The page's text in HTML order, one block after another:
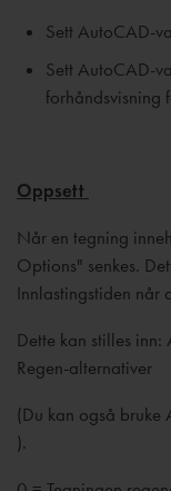
Sett AutoCAD-
Sett AutoCAD-
forhåndsvisning
Oppsett
Når en tegning
Options" senkes.
Innlastingstiden når
Dette kan stilles inn:
Regen-alternativer
(Du kan også bruke
).